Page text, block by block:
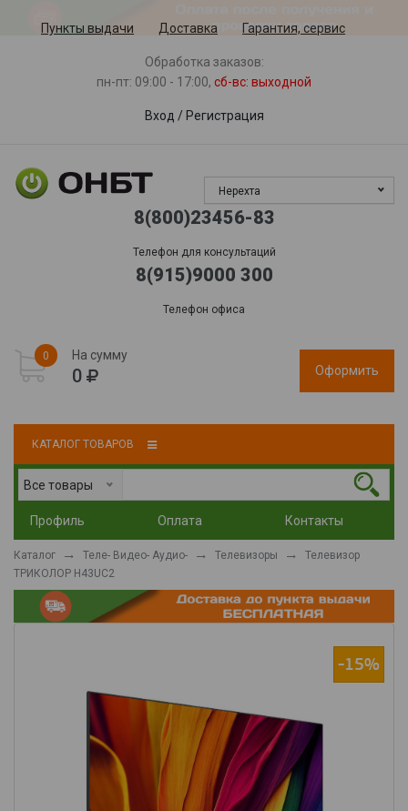
Пункты выдачи Доставка Гарантия, сервис
Обработка заказов:
пн-пт: 09:00 - 17:00, сб-вс: выходной
Вход / Регистрация
Нерехта
8(800)23456-83
Телефон для консультаций
8(915)9000 300
Телефон офиса
0 На сумму
0 Оформить
КАТАЛОГ ТОВАРОВ
Все товары
Профиль Оплата Контакты
Каталог Теле- Видео- Аудио- Телевизоры
Телевизор
ТРИКОЛОР H43UC2
-15%